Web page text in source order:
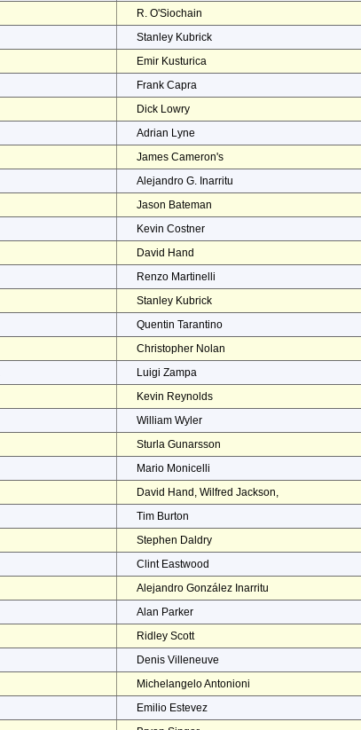
R. O'Siochain
Stanley Kubrick
Emir Kusturica
Frank Capra
Dick Lowry
Adrian Lyne
James Cameron's
Alejandro G. Inarritu
Jason Bateman
Kevin Costner
David Hand
Renzo Martinelli
Stanley Kubrick
Quentin Tarantino
Christopher Nolan
Luigi Zampa
Kevin Reynolds
William Wyler
Sturla Gunarsson
Mario Monicelli
David Hand, Wilfred Jackson,
Tim Burton
Stephen Daldry
Clint Eastwood
Alejandro González Inarritu
Alan Parker
Ridley Scott
Denis Villeneuve
Michelangelo Antonioni
Emilio Estevez